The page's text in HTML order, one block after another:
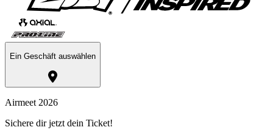
Ein Geschäft auswählen
Airmeet 2026
Sichere dir jetzt dein Ticket!